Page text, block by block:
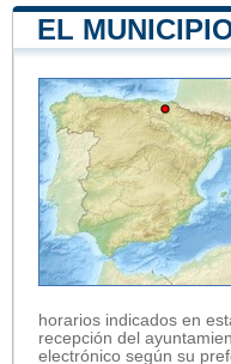
EL
horarios indicados en
recepción del
electrónico según su